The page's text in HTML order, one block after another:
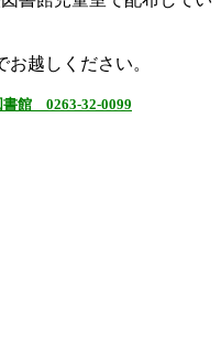
越しください。
書館 0263-32-0099